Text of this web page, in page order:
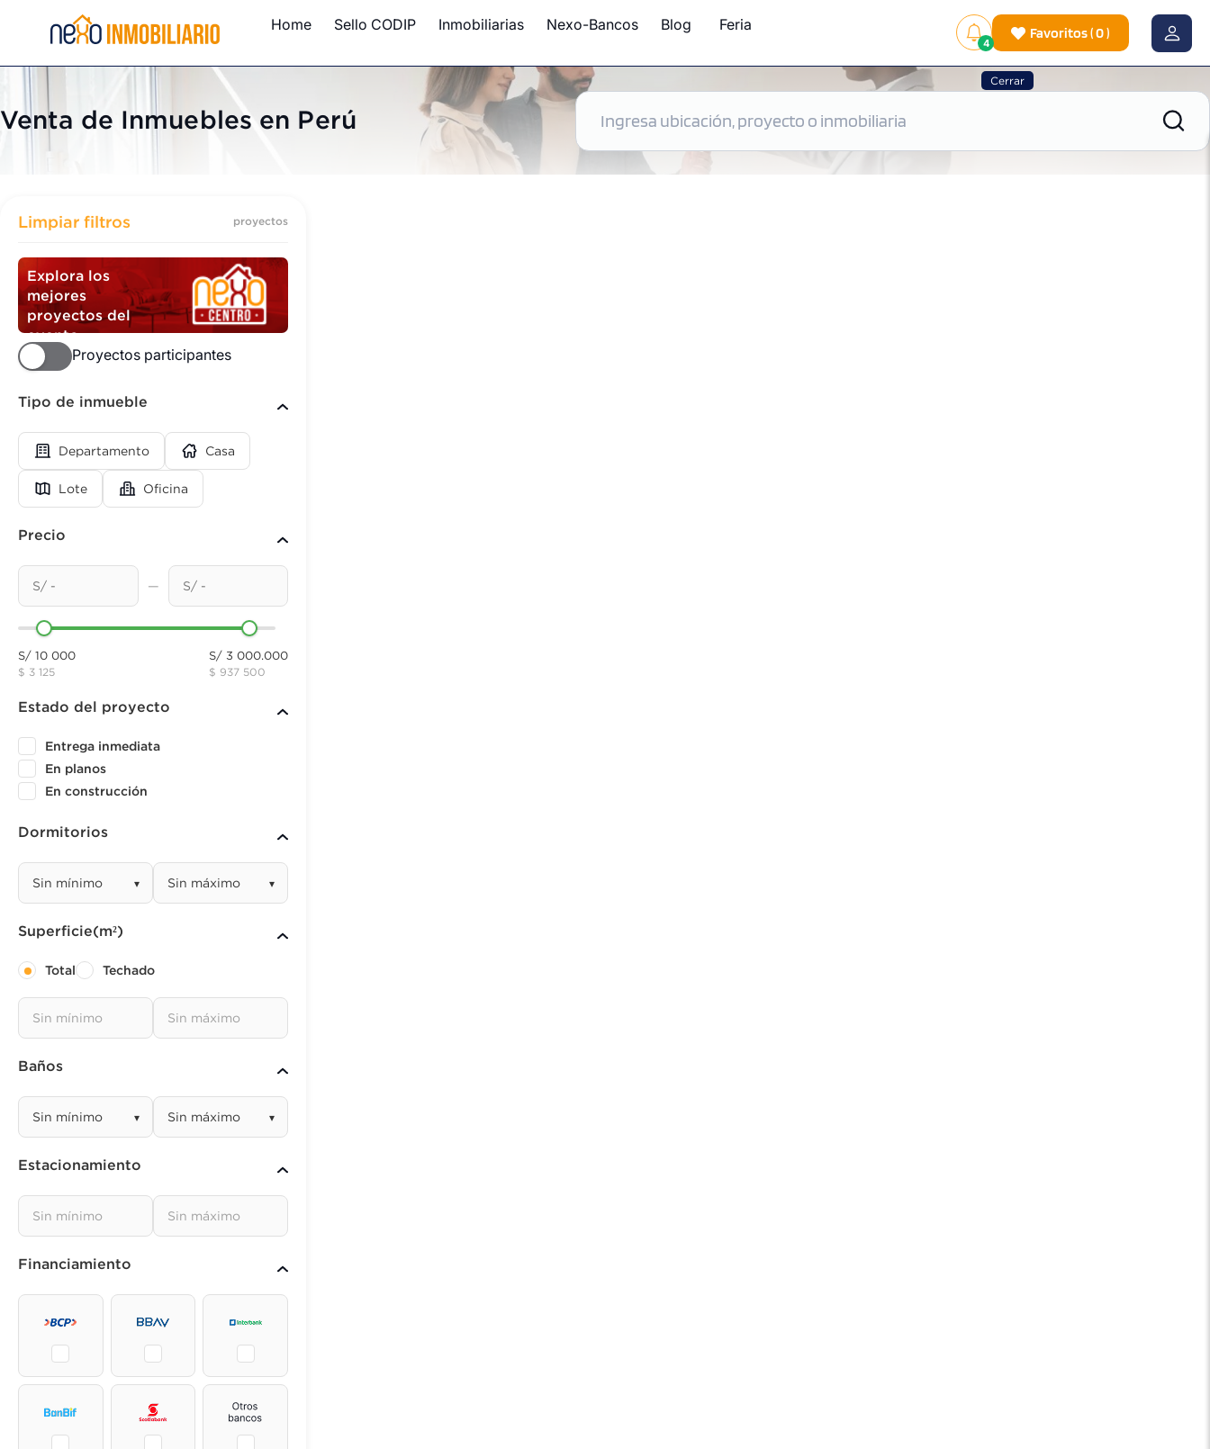
Home Sello CODIP Inmobiliarias Nexo-Bancos Blog Feria
4
Favoritos(0)
Cerrar
Venta de Inmuebles en Perú
Limpiar filtros proyectos
Explora los
mejores
proyectos del
evento
Proyectos participantes
Tipo de inmueble
Departamento Casa
Lote Oficina
Precio
—
S/ 10 000
$ 3 125
S/ 3 000.000
$ 937 500
Estado del proyecto
Entrega inmediata
En planos
En construcción
Dormitorios
▾ ▾
Superficie(m²)
Total Techado
Baños
▾ ▾
Estacionamiento
Financiamiento